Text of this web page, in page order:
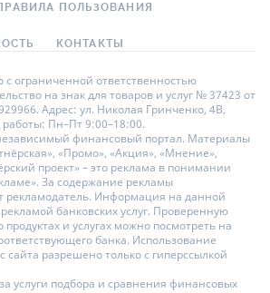
ПОЛЬЗОВАНИЯ
КОНТАКТЫ
ограниченной ответственностью
на знак для товаров и услуг № 37423 от
Адрес: ул. Николая Гринченко, 4В,
Пн–Пт 9:00–18:00.
финансовый портал. Материалы
«Промо», «Акция», «Мнение»,
проект» – это реклама в понимании
За содержание рекламы
рекламодатель. Информация на данной
банковских услуг. Проверенную
и услугах можно посмотреть на
банка. Использование
сайта разрешено только с гиперссылкой
услуги подбора и сравнения финансовых